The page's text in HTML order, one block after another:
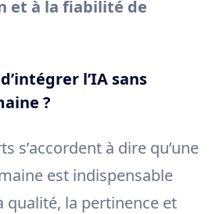
et à la fiabilité de
l’IA sans
?
s’accordent à dire qu’une
est indispensable
qualité, la pertinence et